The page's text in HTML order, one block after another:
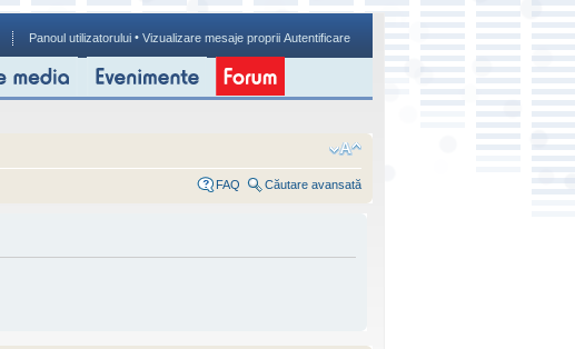
Panoul utilizatorului • Vizualizare mesaje proprii Autentificare
FAQ Căutare avansată